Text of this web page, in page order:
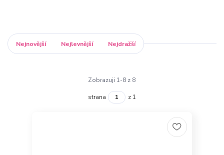
Nejnovější Nejlevnější Nejdražší
Zobrazuji 1-8 z 8
strana z 1